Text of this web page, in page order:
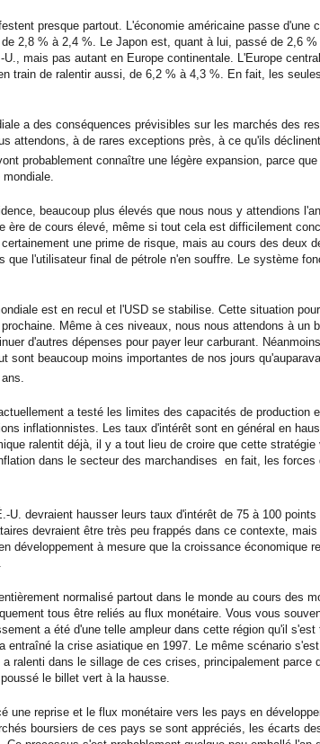
presque partout. L'économie américaine passe
2,8 % à 2,4 %. Le Japon est, quant à lui, passé de 2,6
mais pas autant en Europe continentale. L'Europe
train de ralentir aussi, de 6,2 % à 4,3 %. En fait, les
a des conséquences prévisibles sur les marchés des
attendons, à de rares exceptions près, à ce qu'ils
probablement connaître une légère expansion, parce
beaucoup plus élevés que nous nous y attendions
ère de cours élevé, même si tout cela est difficilement
une prime de risque, mais au cours des deux
que l'utilisateur final de pétrole n'en souffre. Le système
est en recul et l'USD se stabilise. Cette situation
Même à ces niveaux, nous nous attendons à un
d'autres dépenses pour payer leur carburant.
sont beaucoup moins importantes de nos jours
a testé les limites des capacités de production
inflationnistes. Les taux d'intérêt sont en général en
ralentit déjà, il y a tout lieu de croire que cette
dans le secteur des marchandises  en fait, les
U. devraient hausser leurs taux d'intérêt de 75 à 100
devraient être très peu frappés dans ce contexte,
développement à mesure que la croissance économique
normalisé partout dans le monde au cours des
tous être reliés au flux monétaire. Vous vous
a été d'une telle ampleur dans cette région qu'il
entraîné la crise asiatique en 1997. Le même scénario
a ralenti dans le sillage de ces crises, principalement
le billet vert à la hausse.
une reprise et le flux monétaire vers les pays en
boursiers de ces pays se sont appréciés, les écarts